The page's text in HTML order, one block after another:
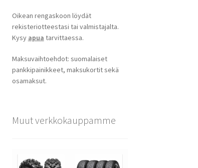
Oikean rengaskoon löydät
rekisteriotteestasi tai valmistajalta.
Kysy apua tarvittaessa.
Maksuvaihtoehdot: suomalaiset
pankkipainikkeet, maksukortit sekä
osamaksut.
Muut verkkokauppamme